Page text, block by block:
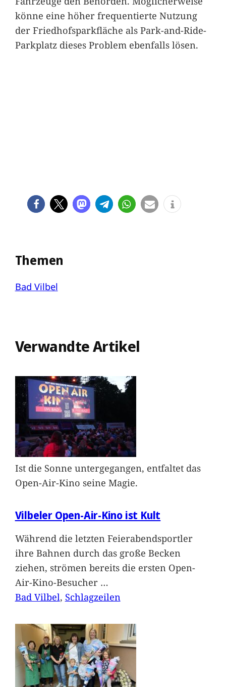
könne eine höher frequentierte Nutzung
der Friedhofsparkfläche als Park-and-Ride-
Parkplatz dieses Problem ebenfalls lösen.
Themen
Bad Vilbel
Verwandte Artikel
Ist die Sonne untergegangen, entfaltet das
Open-Air-Kino seine Magie.
Vilbeler Open-Air-Kino ist Kult
Während die letzten Feierabendsportler
ihre Bahnen durch das große Becken
ziehen, strömen bereits die ersten Open-
Air-Kino-Besucher …
Bad Vilbel, Schlagzeilen